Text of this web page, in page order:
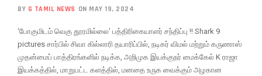
BY G TAMIL NEWS ON MAY 19, 2024
‘போகுமிடம் வெகு தூரமில்லை’ பத்திரிகையாளர் சந்திப்பு !! Shark 9
pictures சார்பில் சிவா கில்லாரி தயாரிப்பில், நடிகர் விமல் மற்றும் கருணாஸ்
முதன்மைப் பாத்திரங்களில் நடிக்க, அறிமுக இயக்குநர் மைக்கேல் K ராஜா
இயக்கத்தில், மாறுபட்ட களத்தில், மனதை உருக வைக்கும் அழகான